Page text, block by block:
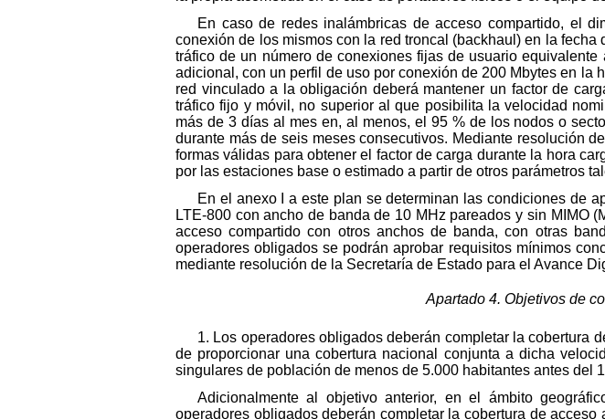
En caso de redes inalámbricas de acceso compartido, el
conexión de los mismos con la red troncal (backhaul) en la
tráfico de un número de conexiones fijas de usuario
adicional, con un perfil de uso por conexión de 200 Mbytes en la
red vinculado a la obligación deberá mantener un factor de
tráfico fijo y móvil, no superior al que posibilita la velocidad
más de 3 días al mes en, al menos, el 95 % de los nodos o
durante más de seis meses consecutivos. Mediante resolución
formas válidas para obtener el factor de carga durante la hora
por las estaciones base o estimado a partir de otros parámetros
En el anexo I a este plan se determinan las condiciones de
LTE-800 con ancho de banda de 10 MHz pareados y sin MIMO
acceso compartido con otros anchos de banda, con otras
operadores obligados se podrán aprobar requisitos mínimos
mediante resolución de la Secretaría de Estado para el Avance
Apartado 4. Objetivos de
1. Los operadores obligados deberán completar la cobertura
de proporcionar una cobertura nacional conjunta a dicha
singulares de población de menos de 5.000 habitantes antes del
Adicionalmente al objetivo anterior, en el ámbito
operadores obligados deberán completar la cobertura de